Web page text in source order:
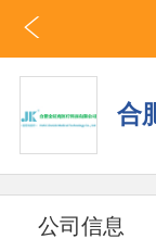
合
公司信息